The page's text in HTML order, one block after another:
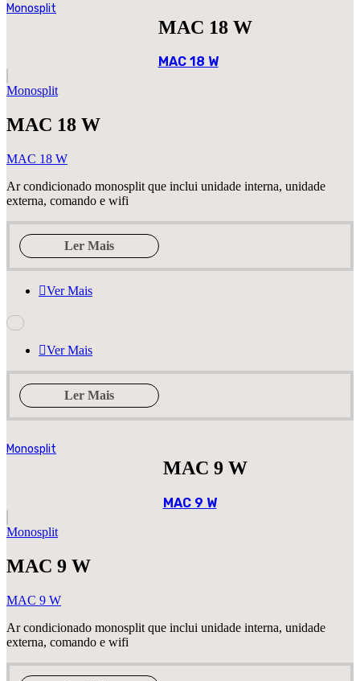
Monosplit
MAC 18 W
MAC 18 W
Monosplit
MAC 18 W
MAC 18 W
Ar condicionado monosplit que inclui unidade interna, unidade
externa, comando e wifi
Ler Mais
Ver Mais
Ver Mais
Ler Mais
Monosplit
MAC 9 W
MAC 9 W
Monosplit
MAC 9 W
MAC 9 W
Ar condicionado monosplit que inclui unidade interna, unidade
externa, comando e wifi